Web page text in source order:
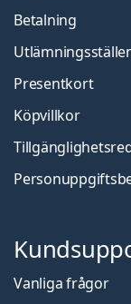
Betalning
Presentkort
Köpvillkor
Vanliga frågor